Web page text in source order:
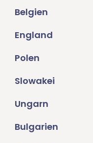
Belgien
England
Polen
Slowakei
Ungarn
Bulgarien